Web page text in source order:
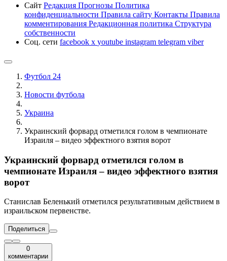
Сайт Редакция Прогнозы Политика
конфиденциальности Правила сайту Контакты Правила
комментирования Редакционная политика Структура
собственности
Соц. сети facebook x youtube instagram telegram viber
Футбол 24
Новости футбола
Украина
Украинский форвард отметился голом в чемпионате
Израиля – видео эффектного взятия ворот
Украинский форвард отметился голом в
чемпионате Израиля – видео эффектного взятия
ворот
Станислав Беленький отметился результативным действием в
израильском первенстве.
Поделиться
0
комментарии